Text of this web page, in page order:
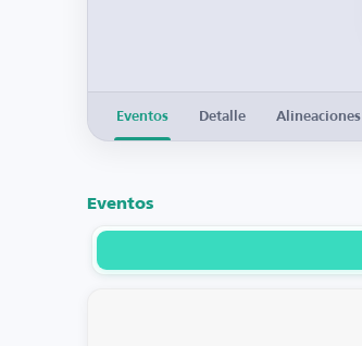
Eventos Detalle Alineaciones
Eventos